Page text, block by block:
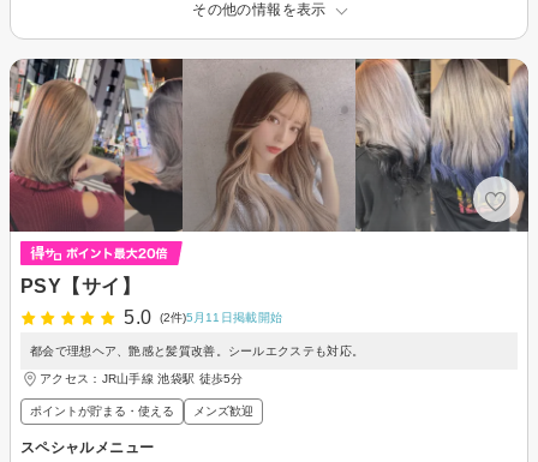
その他の情報を表示
PSY【サイ】
5.0
(2件)5月11日掲載開始
都会で理想ヘア、艶感と髪質改善。シールエクステも対応。
アクセス：JR山手線 池袋駅 徒歩5分
ポイントが貯まる・使える メンズ歓迎
スペシャルメニュー